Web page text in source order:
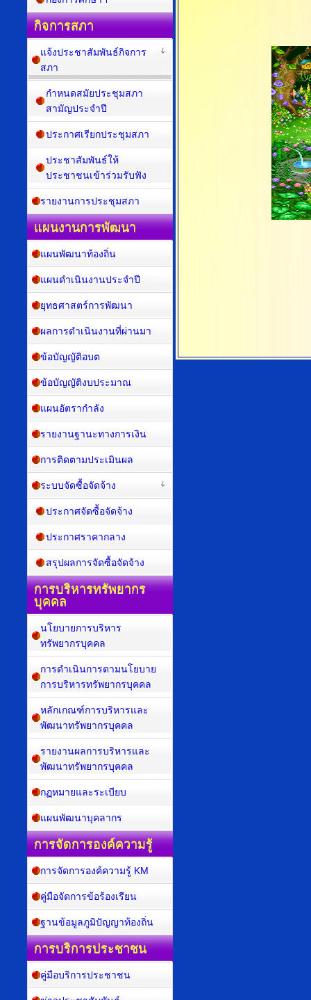
กิจการสภา
แจ้งประชาสัมพันธ์กิจการ
สภา
กำหนดสมัยประชุมสภา
สามัญประจำปี
ประกาศเรียกประชุมสภา
ประชาสัมพันธ์ให้
ประชาชนเข้าร่วมรับฟัง
รายงานการประชุมสภา
แผนงานการพัฒนา
แผนพัฒนาท้องถิ่น
แผนดำเนินงานประจำปี
ยุทธศาสตร์การพัฒนา
ผลการดำเนินงานที่ผ่านมา
ข้อบัญญัติอบต
ข้อบัญญัติงบประมาณ
แผนอัตรากำลัง
รายงานฐานะทางการเงิน
การติดตามประเมินผล
ระบบจัดซื้อจัดจ้าง
ประกาศจัดซื้อจัดจ้าง
ประกาศราคากลาง
สรุปผลการจัดซื้อจัดจ้าง
การบริหารทรัพยากร
บุคคล
นโยบายการบริหาร
ทรัพยากรบุคคล
การดำเนินการตามนโยบาย
การบริหารทรัพยากรบุคคล
หลักเกณฑ์การบริหารและ
พัฒนาทรัพยากรบุคคล
รายงานผลการบริหารและ
พัฒนาทรัพยากรบุคคล
กฏหมายและระเบียบ
แผนพัฒนาบุคลากร
การจัดการองค์ความรู้
การจัดการองค์ความรู้ KM
คู่มือจัดการข้อร้องเรียน
ฐานข้อมูลภูมิปัญญาท้องถิ่น
การบริการประชาชน
คู่มือบริการประชาชน